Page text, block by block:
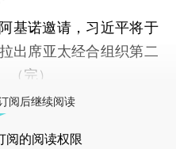
诺邀请，习近平将于
出席亚太经合组织第二
完）
阅后继续阅读
阅的阅读权限